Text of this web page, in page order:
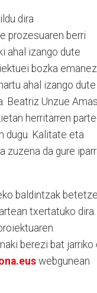
dira
prozesuaren berri
ahal izango dute
bozka
ahal izango dute
Beatriz Unzue
herritarren
dugu. Kalitate eta
da gure
baldintzak
txertatuko dira.
berezi bat jarriko
webgunean